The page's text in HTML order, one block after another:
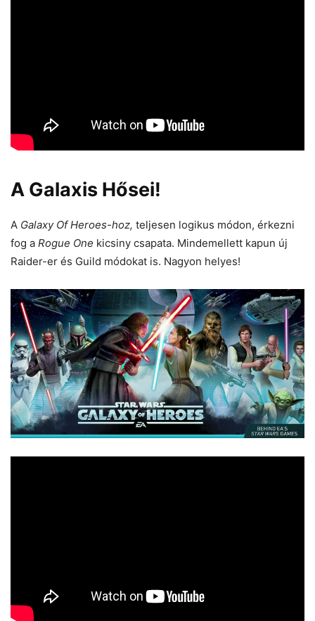
A Galaxis Hősei!
A Galaxy Of Heroes-hoz, teljesen logikus módon, érkezni
fog a Rogue One kicsiny csapata. Mindemellett kapun új
Raider-er és Guild módokat is. Nagyon helyes!